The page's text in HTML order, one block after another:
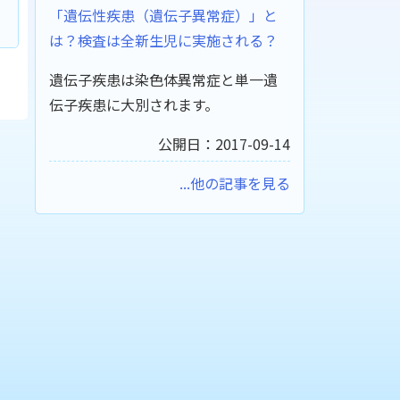
「遺伝性疾患（遺伝子異常症）」と
は？検査は全新生児に実施される？
遺伝子疾患は染色体異常症と単一遺
伝子疾患に大別されます。
公開日：2017-09-14
...他の記事を見る